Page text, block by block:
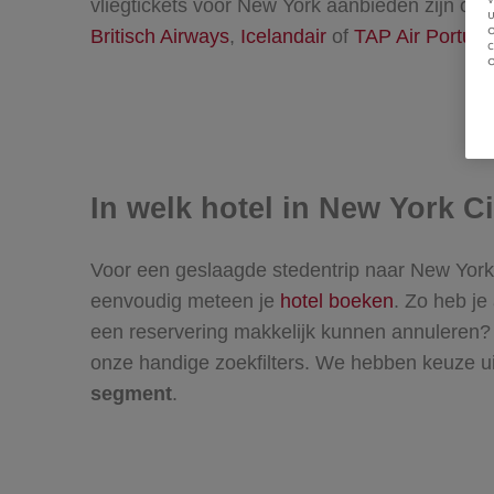
vliegtickets voor New York aanbieden zijn
Britisch Airways, Icelandair of TAP Air
In welk hotel in New York
Voor een geslaagde stedentrip naar New
eenvoudig meteen je hotel boeken. Zo heb
een reservering makkelijk kunnen
onze handige zoekfilters. We hebben keuze
segment.